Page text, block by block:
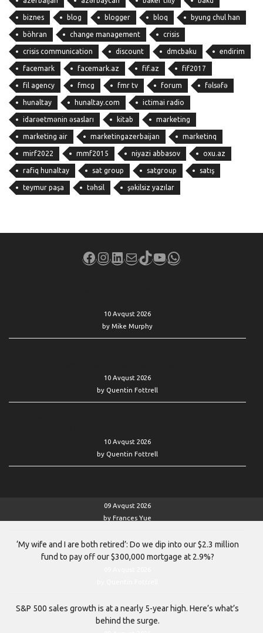
biznes blog blogger bloq byung chul han
böhran change management crisis
crisis communication discount dmcbaku endirim
facemark facemark.az fif.az fif2017
fil agency fmcg fmr tv forum fəlsəfə
hunaltay hunaltay.com ictimai radio
idarəetmənin əsasları kitab marketing
marketing air marketingazerbaijan marketinq
mirf2022 mmf2015 niyazi abbasov oxu.az
rafiq hunaltay sat group satgroup satış
teymur paşa təhsil şəkilsiz yazılar
Facebook
Instagram
LinkedIn
MailTikTok
YouTube
WhatsApp
10 Avqust 2026
by Mike Murphy
10 Avqust 2026
by Quentin Fottrell
10 Avqust 2026
by Quentin Fottrell
09 Avqust 2026
by Frances Yue
‘My wife and I are both retired’: Do we dip into our $2.3 million
fund to pay off our $300,000 mortgage at 2.9%?
S&P 500 sales growth is at a nearly 5-year high. Here’s what’s
behind the surge.